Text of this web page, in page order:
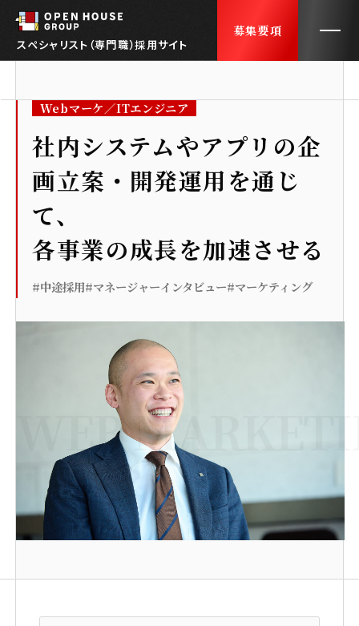
スペシャリスト（専門職）採用サイト
募集要項
トップ
会社紹介 ABOUT US
社員インタビュー
採用FAQ
トピックス
サステナビリティ推進
女性活躍推進
障がい者採用
介護支援制度
Webマーケ／ITエンジニア
社内システムやアプリの企
画立案・開発運用を通じ
て、
各事業の成長を加速させる
#中途採用#マネージャーインタビュー#マーケティング
WEB